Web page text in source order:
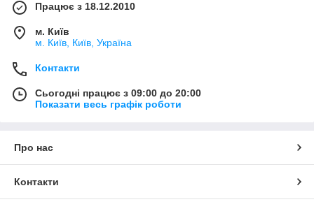
Працює з 18.12.2010
м. Київ
м. Київ, Київ, Україна
Контакти
Сьогодні працює з 09:00 до 20:00
Показати весь графік роботи
Про нас
Контакти